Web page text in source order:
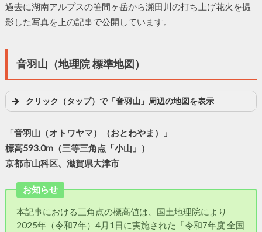
過去に湖南アルプスの笹間ヶ岳から瀬田川の打ち上げ花火を撮
影した写真を上の記事で公開しています。
音羽山（地理院 標準地図）
クリック（タップ）で「音羽山」周辺の地図を表示
「音羽山（オトワヤマ）（おとわやま）」
標高593.0m（三等三角点「小山」）
京都市山科区、滋賀県大津市
お知らせ
本記事における三角点の標高値は、国土地理院により
2025年（令和7年）4月1日に実施された「令和7年度 全国